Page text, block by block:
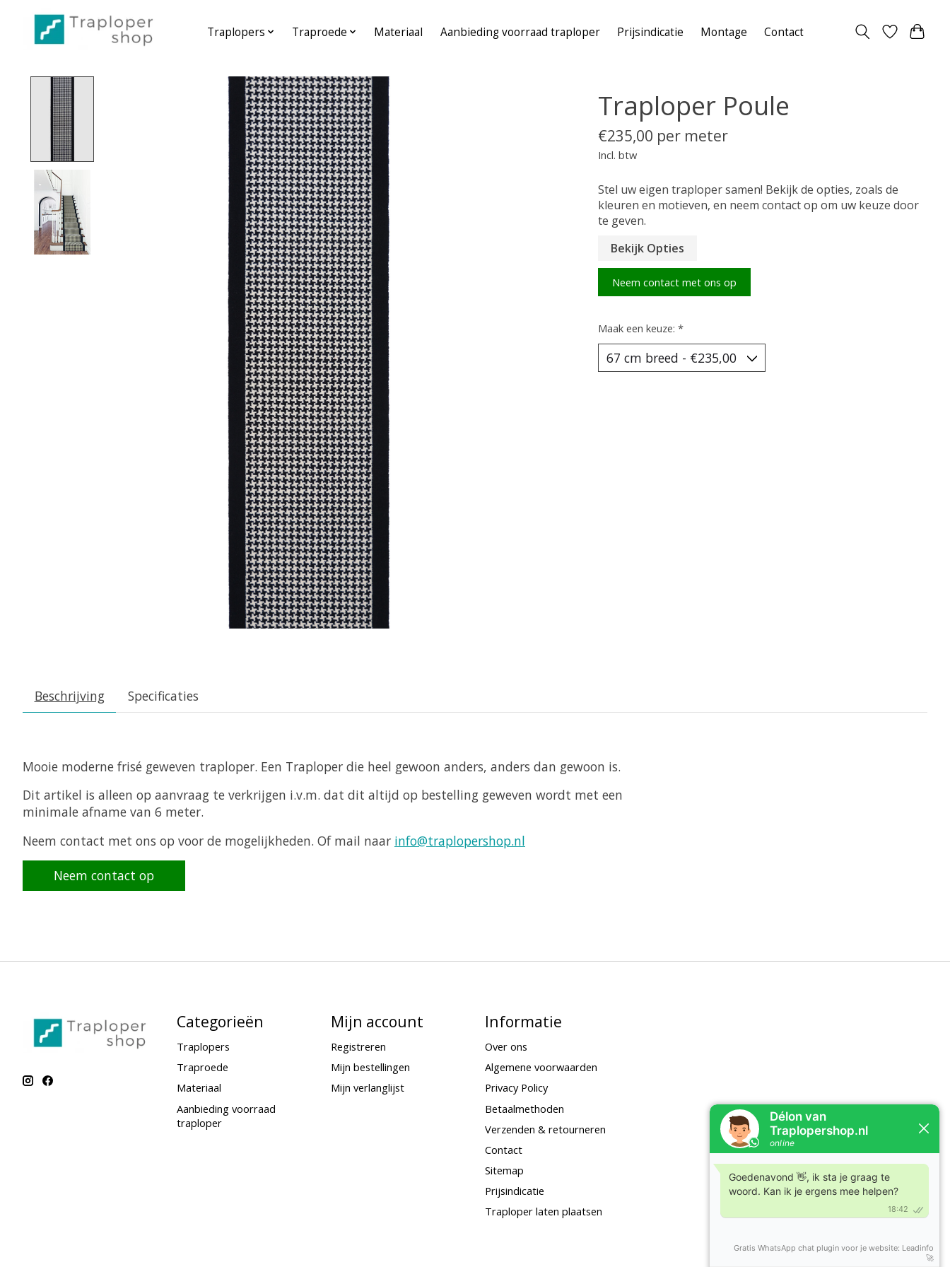
Traplopers Traproede Materiaal Aanbieding voorraad traploper Prijsindicatie Montage Contact
Home Traploper Poule
Product image slideshow Items
Traploper Poule
€235,00 per meter
Incl. btw
Stel uw eigen traploper samen! Bekijk de opties, zoals de
kleuren en motieven, en neem contact op om uw keuze door
te geven.
Bekijk Opties
Neem contact met ons op
Maak een keuze: *
Beschrijving Specificaties
Mooie moderne frisé geweven traploper. Een Traploper die heel gewoon anders, anders dan gewoon is.
Dit artikel is alleen op aanvraag te verkrijgen i.v.m. dat dit altijd op bestelling geweven wordt met een
minimale afname van 6 meter.
Neem contact met ons op voor de mogelijkheden. Of mail naar info@traplopershop.nl
Neem contact op
Categorieën
Traplopers
Traproede
Materiaal
Aanbieding voorraad
traploper
Mijn account
Registreren
Mijn bestellingen
Mijn verlanglijst
Informatie
Over ons
Algemene voorwaarden
Privacy Policy
Betaalmethoden
Verzenden & retourneren
Contact
Sitemap
Prijsindicatie
Traploper laten plaatsen